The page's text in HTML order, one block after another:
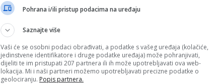
Pohrana i/ili pristup podacima na uređaju
Saznajte više
Vaši će se osobni podaci obrađivati, a podatke s vašeg uređaja (kolačiće,
jedinstvene identifikatore i druge podatke uređaja) može pohranjivati,
dijeliti te im pristupati 207 partnera ili ih može upotrebljavati ova web-
lokacija. Mi i naši partneri možemo upotrebljavati precizne podatke o
geolociranju. Popis partnera.